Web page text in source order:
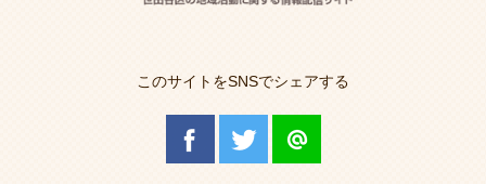
このサイトをSNSでシェアする